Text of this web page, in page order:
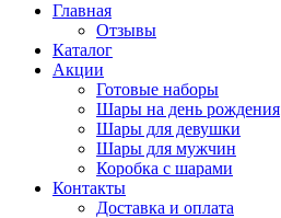
Главная
Отзывы
Каталог
Акции
Готовые наборы
Шары на день рождения
Шары для девушки
Шары для мужчин
Коробка с шарами
Контакты
Доставка и оплата